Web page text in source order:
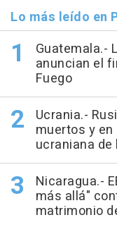
Lo más leído en
Guatemala.-
anuncian el
Fuego
Ucrania.-
muertos y
ucraniana
Nicaragua.-
más allá"
matrimonio